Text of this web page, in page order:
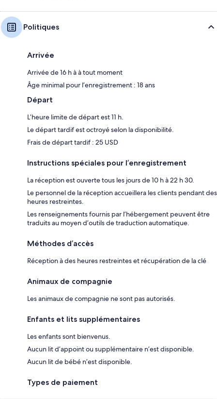
Politiques
Arrivée
Arrivée de 16 h à à tout moment
Âge minimal pour l’enregistrement : 18 ans
Départ
L’heure limite de départ est 11 h.
Le départ tardif est octroyé selon la disponibilité.
Frais de départ tardif : 25 USD
Instructions spéciales pour l’enregistrement
La réception est ouverte tous les jours de 10 h à 22 h 30.
Le personnel de la réception accueillera les clients pendant des
heures restreintes.
Les renseignements fournis par l’hébergement peuvent être
traduits au moyen d’outils de traduction automatique.
Méthodes d’accès
Réception à des heures restreintes et récupération de la clé
Animaux de compagnie
Les animaux de compagnie ne sont pas autorisés.
Enfants et lits supplémentaires
Les enfants sont bienvenus.
Aucun lit d’appoint ou supplémentaire n’est disponible.
Aucun lit de bébé n’est disponible.
Types de paiement